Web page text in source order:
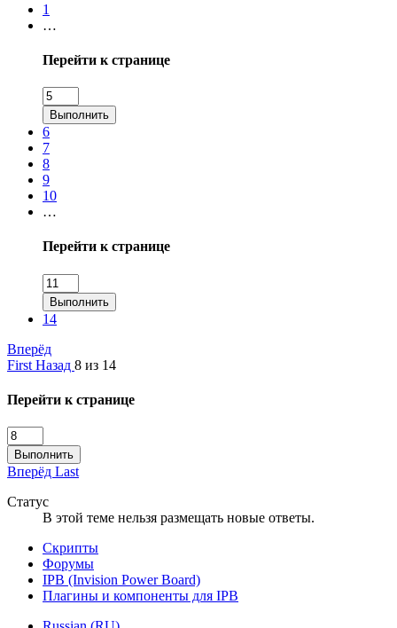
1
…
Перейти к странице
Выполнить
6
7
8
9
10
…
Перейти к странице
Выполнить
14
Вперёд
First Назад 8 из 14
Перейти к странице
Выполнить
Вперёд Last
Статус
В этой теме нельзя размещать новые ответы.
Скрипты
Форумы
IPB (Invision Power Board)
Плагины и компоненты для IPB